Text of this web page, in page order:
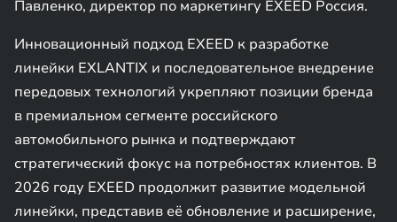
Павленко, директор по маркетингу EXEED Россия.
Инновационный подход EXEED к разработке
линейки EXLANTIX и последовательное внедрение
передовых технологий укрепляют позиции бренда
в премиальном сегменте российского
автомобильного рынка и подтверждают
стратегический фокус на потребностях клиентов. В
2026 году EXEED продолжит развитие модельной
линейки, представив её обновление и расширение,